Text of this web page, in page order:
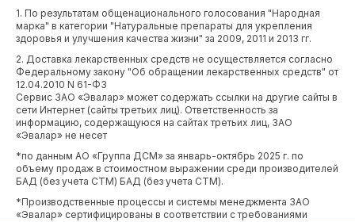
1. По результатам общенационального голосования "Народная
марка" в категории "Натуральные препараты для укрепления
здоровья и улучшения качества жизни" за 2009, 2011 и 2013 гг.
2. Доставка лекарственных средств не осуществляется согласно
Федеральному закону "Об обращении лекарственных средств" от
12.04.2010 N 61-ФЗ
Сервис ЗАО «Эвалар» может содержать ссылки на другие сайты в
сети Интернет (сайты третьих лиц). Ответственность за
информацию, содержащуюся на сайтах третьих лиц, ЗАО
«Эвалар» не несет
*по данным АО «Группа ДСМ» за январь-октябрь 2025 г. по
объему продаж в стоимостном выражении среди производителей
БАД (без учета СТМ) БАД (без учета СТМ).
*Производственные процессы и системы менеджмента ЗАО
«Эвалар» сертифицированы в соответствии с требованиями